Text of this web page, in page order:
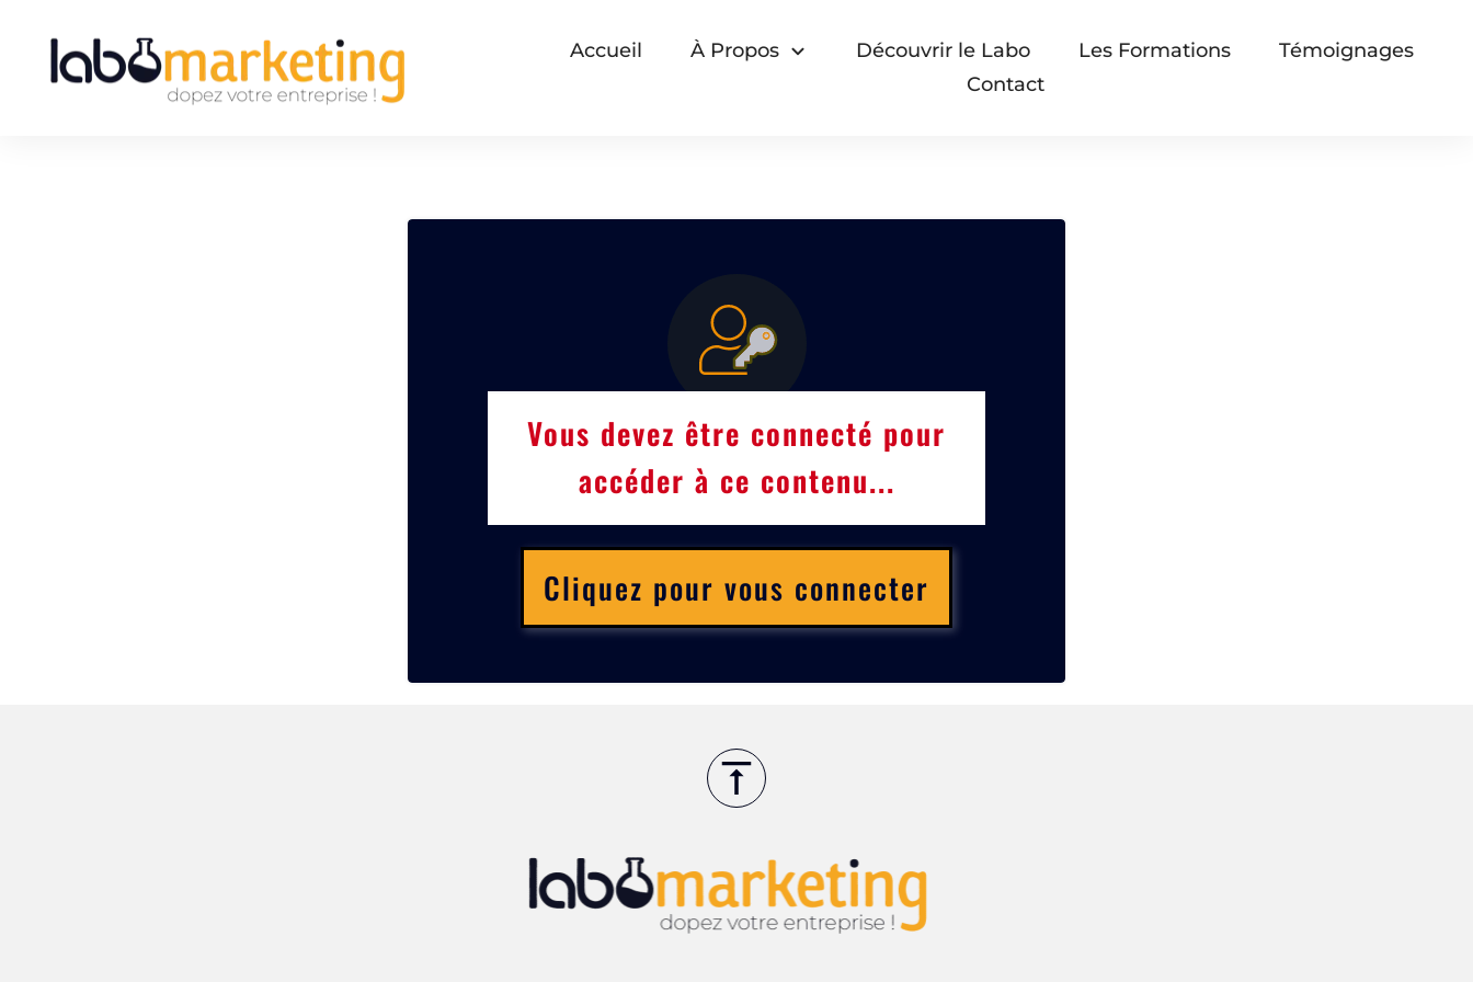
Accueil À Propos Découvrir le Labo Les Formations
Témoignages
Contact
Vous devez être connecté pour
accéder à ce contenu...
Cliquez pour vous connecter